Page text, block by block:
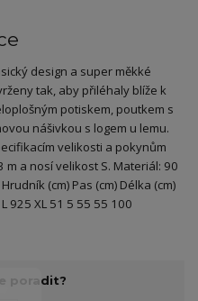
design a super měkké
tak, aby přiléhaly blíže k
potiskem, poutkem s
nášivkou s logem u lemu.
velikosti a pokynům
a nosí velikost S. Materiál: 90
(cm) Pas (cm) Délka (cm)
925 XL 51 5 55 55 100
poradit?